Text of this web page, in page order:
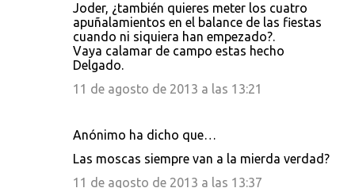
Joder, ¿también quieres meter los cuatro
apuñalamientos en el balance de las fiestas
cuando ni siquiera han empezado?.
Vaya calamar de campo estas hecho
Delgado.
11 de agosto de 2013 a las 13:21
Anónimo ha dicho que…
Las moscas siempre van a la mierda verdad?
11 de agosto de 2013 a las 13:37